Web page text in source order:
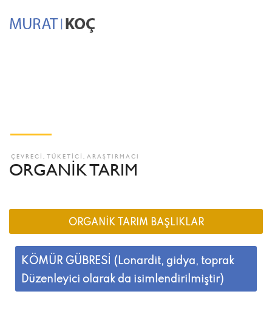
ÇEVRECİ, TÜKETİCİ, ARAŞTIRMACI
ORGANİK TARIM
ORGANİK TARIM BAŞLIKLAR
KÖMÜR GÜBRESİ (Lonardit, gidya, toprak
Düzenleyici olarak da isimlendirilmiştir)